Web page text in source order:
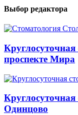
Выбор редактора
проспекте Мира
Одинцово